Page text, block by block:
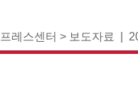
프레스센터 > 보도자료